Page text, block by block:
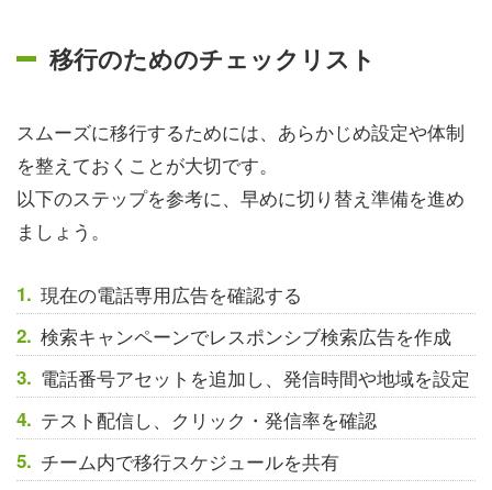
移行のためのチェックリスト
スムーズに移行するためには、あらかじめ設定や体制
を整えておくことが大切です。
以下のステップを参考に、早めに切り替え準備を進め
ましょう。
現在の電話専用広告を確認する
検索キャンペーンでレスポンシブ検索広告を作成
電話番号アセットを追加し、発信時間や地域を設定
テスト配信し、クリック・発信率を確認
チーム内で移行スケジュールを共有